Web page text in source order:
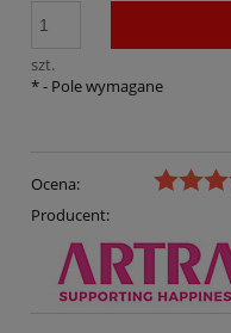
szt.
*- Pole wymagane
Ocena:
Producent: